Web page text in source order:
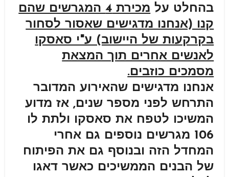
בהחלט על
מכירת 4 המגרשים שהם
קנו (אנחנו מדגישים שאסור לסחור
בקרקעות של היישוב) ע"י סאסקו
לאנשים אחרים תוך המצאת
מסמכים כוזבים.
אנחנו מדגישים שהאירוע המדובר
התרחש לפני מספר שנים, אז מדוע
המשיכו לטפח את סאסקו ולתת לו
106 מגרשים נוספים גם אחרי
המחדל הזה ובנוסף גם את הפיתוח
של הבנים הממשיכים כאשר דאגו